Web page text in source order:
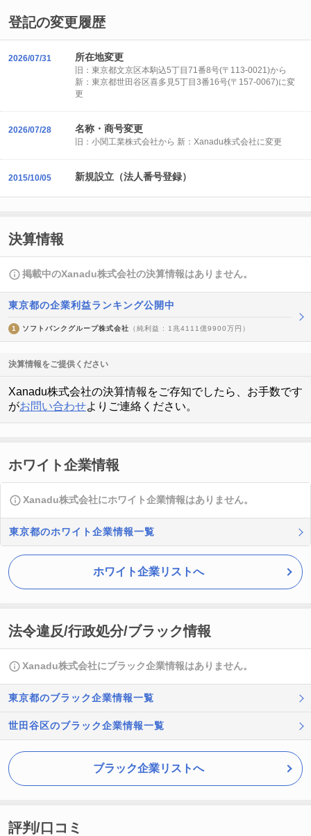
登記の変更履歴
2026/07/31 所在地変更
旧：東京都文京区本駒込5丁目71番8号(〒113-0021)から
新：東京都世田谷区喜多見5丁目3番16号(〒157-0067)に変
更
2026/07/28 名称・商号変更
旧：小関工業株式会社から 新：Xanadu株式会社に変更
2015/10/05 新規設立（法人番号登録）
決算情報
掲載中のXanadu株式会社の決算情報はありません。
東京都の企業利益ランキング公開中
1 ソフトバンクグループ株式会社 （純利益 : 1兆4111億9900万円）
決算情報をご提供ください
Xanadu株式会社の決算情報をご存知でしたら、お手数です
がお問い合わせよりご連絡ください。
ホワイト企業情報
Xanadu株式会社にホワイト企業情報はありません。
東京都のホワイト企業情報一覧
ホワイト企業リストへ
法令違反/行政処分/ブラック情報
Xanadu株式会社にブラック企業情報はありません。
東京都のブラック企業情報一覧
世田谷区のブラック企業情報一覧
ブラック企業リストへ
評判/口コミ